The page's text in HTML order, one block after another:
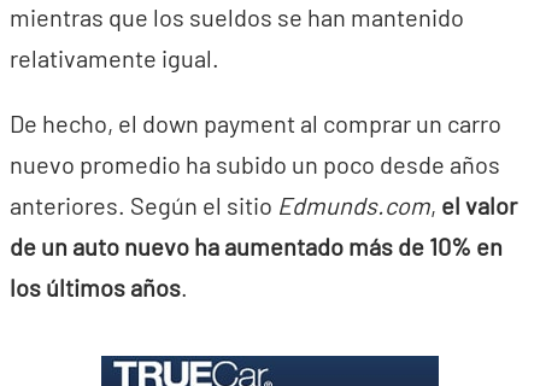
mientras que los sueldos se han mantenido
relativamente igual.
De hecho, el down payment al comprar un carro
nuevo promedio ha subido un poco desde años
anteriores. Según el sitio Edmunds.com, el valor
de un auto nuevo ha aumentado más de 10% en
los últimos años.